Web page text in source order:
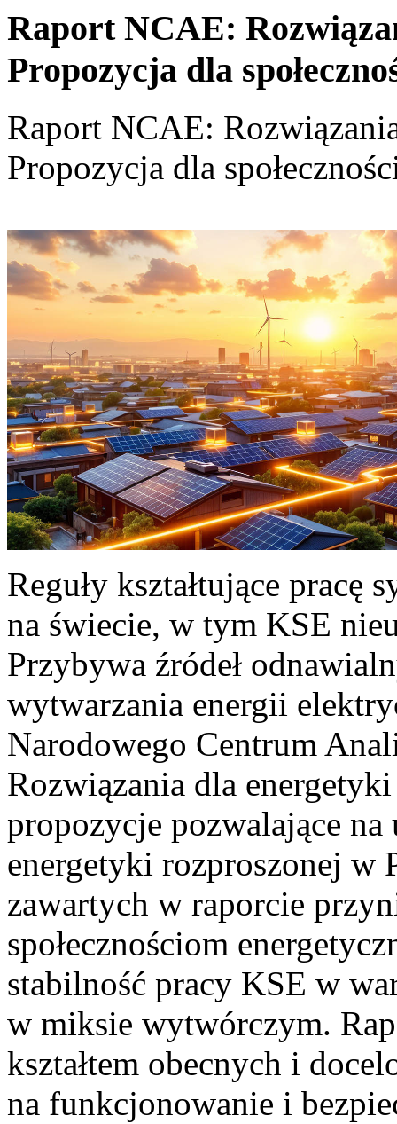
Raport NCAE:
Propozycja dla
Raport NCAE:
Propozycja dla
Reguły kształtujące pracę
na świecie, w tym KSE
Przybywa źródeł
wytwarzania energii
Narodowego Centrum
Rozwiązania dla
propozycje pozwalające
energetyki rozproszonej w
zawartych w raporcie
społecznościom
stabilność pracy KSE w
w miksie wytwórczym.
kształtem obecnych i
na funkcjonowanie i